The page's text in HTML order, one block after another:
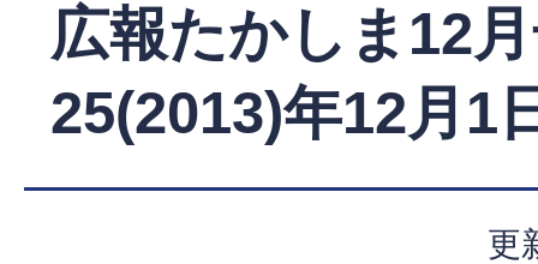
広報たかしま12
25(2013)年12月1
更